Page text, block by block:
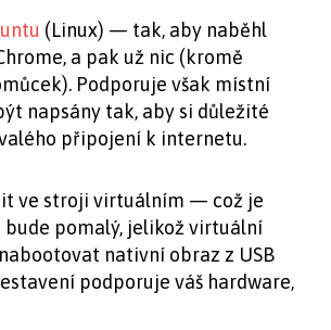
(Linux) — tak, aby naběhl
a pak už nic (kromě
Podporuje však místní
napsány tak, aby si důležité
připojení k internetu.
ve stroji virtuálním — což je
bude pomalý, jelikož virtuální
nativní obraz z USB
podporuje váš hardware,